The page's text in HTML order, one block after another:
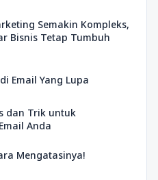
Semakin Kompleks,
Bisnis Tetap Tumbuh
Email Yang Lupa
dan Trik untuk
Anda
Mengatasinya!